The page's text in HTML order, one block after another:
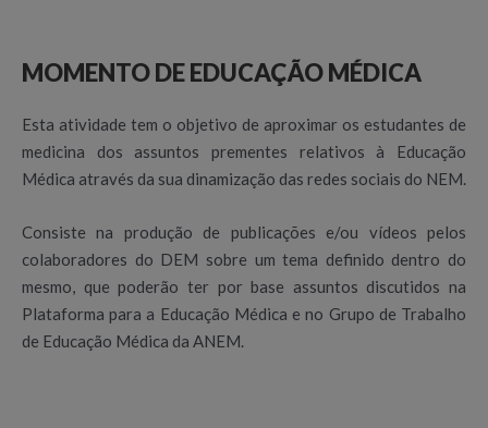
MOMENTO DE EDUCAÇÃO MÉDICA
Esta atividade tem o objetivo de aproximar os estudantes de
medicina dos assuntos prementes relativos à Educação
Médica através da sua dinamização das redes sociais do NEM.
Consiste na produção de publicações e/ou vídeos pelos
colaboradores do DEM sobre um tema definido dentro do
mesmo, que poderão ter por base assuntos discutidos na
Plataforma para a Educação Médica e no Grupo de Trabalho
de Educação Médica da ANEM.